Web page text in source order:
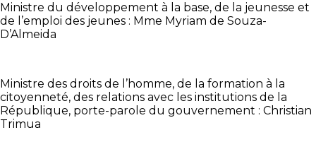
Ministre du développement à la base, de la jeunesse et
de l’emploi des jeunes : Mme Myriam de Souza-
D’Almeida
Ministre des droits de l’homme, de la formation à la
citoyenneté, des relations avec les institutions de la
République, porte-parole du gouvernement : Christian
Trimua